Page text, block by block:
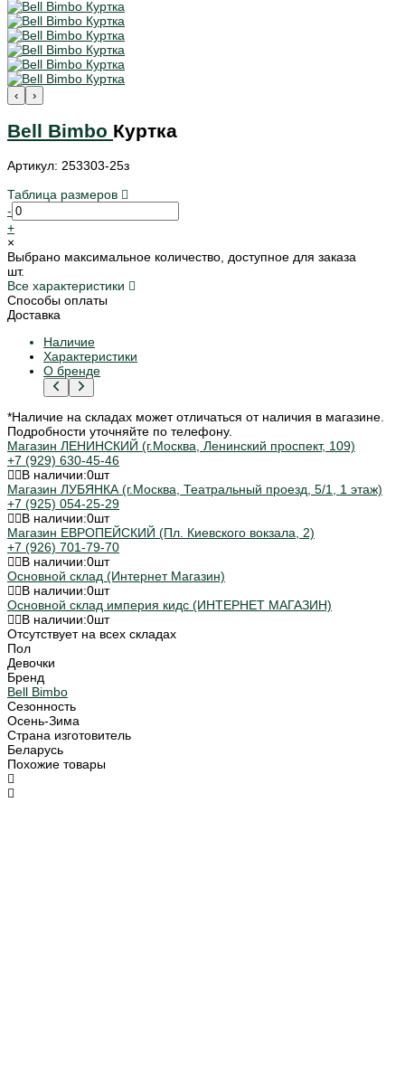
‹ ›
Bell Bimbo Куртка
Артикул: 253303-25з
Таблица размеров
-
+
×
Выбрано максимальное количество, доступное для заказа
шт.
Все характеристики
Способы оплаты
Доставка
Наличие
Характеристики
О бренде
*Наличие на складах может отличаться от наличия в магазине.
Подробности уточняйте по телефону.
Магазин ЛЕНИНСКИЙ (г.Москва, Ленинский проспект, 109)
+7 (929) 630-45-46
В наличии:0шт
Магазин ЛУБЯНКА (г.Москва, Театральный проезд, 5/1, 1 этаж)
+7 (925) 054-25-29
В наличии:0шт
Магазин ЕВРОПЕЙСКИЙ (Пл. Киевского вокзала, 2)
+7 (926) 701-79-70
В наличии:0шт
Основной склад (Интернет Магазин)
В наличии:0шт
Основной склад империя кидс (ИНТЕРНЕТ МАГАЗИН)
В наличии:0шт
Отсутствует на всех складах
Пол
Девочки
Бренд
Bell Bimbo
Сезонность
Осень-Зима
Страна изготовитель
Беларусь
Похожие товары